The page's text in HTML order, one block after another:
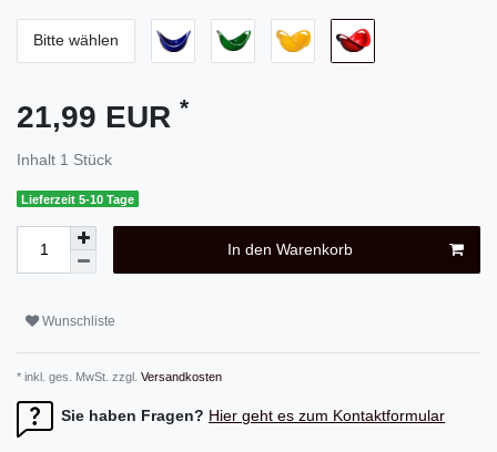
Bitte wählen
21,99 EUR *
Inhalt 1 Stück
Lieferzeit 5-10 Tage
In den Warenkorb
Wunschliste
* inkl. ges. MwSt. zzgl. Versandkosten
Sie haben Fragen? Hier geht es zum Kontaktformular